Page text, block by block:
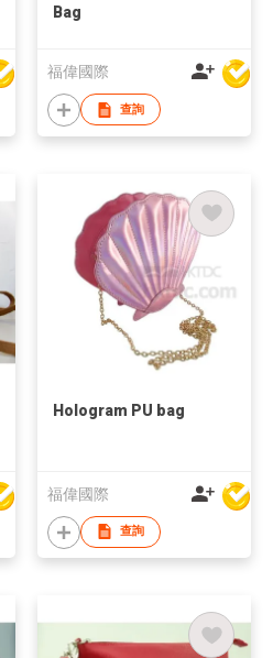
Bag
福偉國際
查詢
Hologram PU bag
福偉國際
查詢